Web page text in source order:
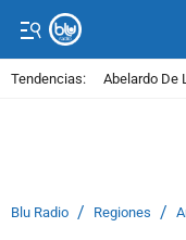
Tendencias: Abelardo De
Blu Radio / Regiones /